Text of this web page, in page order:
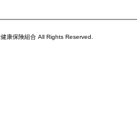
康保険組合 All Rights Reserved.